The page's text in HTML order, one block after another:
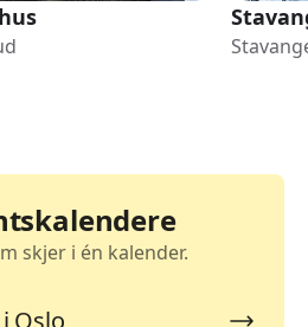
skjer i én kalender.
Oslo